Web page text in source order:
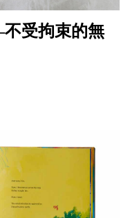
受拘束的無